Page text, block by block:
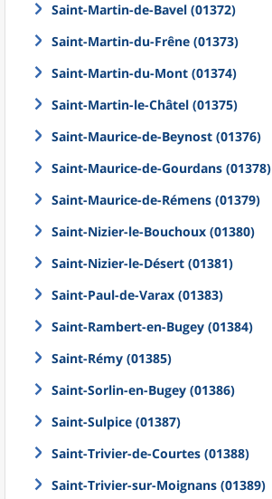
Saint-Martin-de-Bavel (01372)
Saint-Martin-du-Frêne (01373)
Saint-Martin-du-Mont (01374)
Saint-Martin-le-Châtel (01375)
Saint-Maurice-de-Beynost (01376)
Saint-Maurice-de-Gourdans (01378)
Saint-Maurice-de-Rémens (01379)
Saint-Nizier-le-Bouchoux (01380)
Saint-Nizier-le-Désert (01381)
Saint-Paul-de-Varax (01383)
Saint-Rambert-en-Bugey (01384)
Saint-Rémy (01385)
Saint-Sorlin-en-Bugey (01386)
Saint-Sulpice (01387)
Saint-Trivier-de-Courtes (01388)
Saint-Trivier-sur-Moignans (01389)